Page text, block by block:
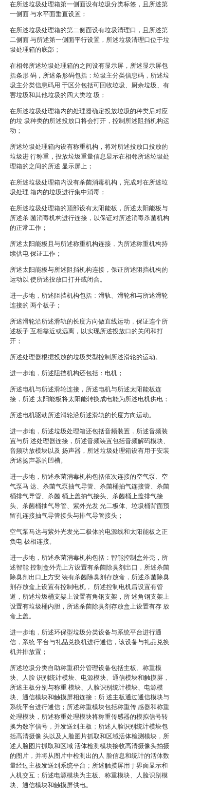
在所述垃圾处理箱第一侧面设有垃圾分类标签，且所述第
一侧面 与水平面垂直设置；
在所述垃圾处理箱的第二侧面设有垃圾清理口，且所述第
二侧面 与所述第一侧面平行设置，所述垃圾清理口位于垃
圾处理箱的底部；
在相邻所述垃圾处理箱的之间设有显示屏，所述显示屏包
括条形 码，所述条形码包括：垃圾主分类信息码，所述垃
圾主分类信息码用 于区分包括可回收垃圾、厨余垃圾、有
害垃圾和其他垃圾的四大类垃 圾；
在所述垃圾处理箱内的处理器确定投放垃圾的种类后对应
的垃 圾种类的所述投放口将会打开，控制所述阻挡机构运
动；
所述垃圾处理箱内设有称重机构，将对所述投放口投放的
垃圾进 行称重，投放垃圾重量信息显示在相邻所述垃圾处
理箱的之间的所述 显示屏上；
在所述垃圾处理箱内设有杀菌消毒机构，完成对在所述垃
圾处理 箱内的垃圾进行集中消毒；
在所述垃圾处理箱的顶部设有太阳能板，所述太阳能板与
所述杀 菌消毒机构进行连接，以保证对所述消毒杀菌机构
的正常工作；
所述太阳能板且与所述称重机构连接，为所述称重机构持
续供电 保证工作；
所述太阳能板与所述阻挡机构连接，保证所述阻挡机构的
运动以 使所述投放口打开或闭合。
进一步地，所述阻挡机构包括：滑轨、滑轮和与所述滑轮
连接的 两个板子；
所述滑轮沿所述滑轨的长度方向做直线运动，保证连个所
述板子 互相靠近或远离，以实现所述投放口的关闭和打
开；
所述处理器根据投放的垃圾类型控制所述滑轮的运动。
进一步地，所述阻挡机构还包括：电机；
所述电机与所述滑轮连接，所述电机与所述太阳能板连
接，所述 太阳能板将太阳能转换成电能为所述电机供电；
所述电机驱动所述滑轮沿所述滑轨的长度方向运动。
进一步地，所述垃圾处理箱还包括音频装置，所述音频装
置与所 述处理器连接，所述音频装置包括音频解码模块、
音频功放模块以及 扬声器，所述垃圾处理箱设有用于安装
所述扬声器的凹槽。
进一步地，所述杀菌消毒机构包括依次连接的空气泵、空
气泵马 达、杀菌气泵抽气导管、杀菌桶抽气连接管、杀菌
桶排气导管、杀菌 桶上盖抽气接头、杀菌桶上盖排气接
头、杀菌桶抽气导管、紫外光发 光二极体、垃圾桶背面预
留孔连接抽气导管接头与排气导管接头；
空气泵马达与紫外光发光二极体的电源线和太阳能板之正
负电 极相连接。
进一步地，所述杀菌消毒机构包括：智能控制盒外壳，所
述智能 控制盒外壳上方设置有杀菌除臭剂出口，所述杀菌
除臭剂出口上方安 装有杀菌除臭剂存放盒，所述杀菌除臭
剂存放盒上设置有控制电机， 所述控制电机后设置有管
道，所述垃圾桶支架上设置有角钢支架，所 述角钢支架上
设置有垃圾桶内胆，所述杀菌除臭剂存放盒上设置有存 放
盒上盖。
进一步地，所述环保型垃圾分类设备与系统平台进行通
信，系统 平台与礼品兑换机进行通信，该设备与礼品兑换
机并排放置；
所述垃圾分类自助称重积分管理设备包括主板、称重模
块、人脸 识别统计模块、电源模块、通信模块和触摸屏，
所述主板分别与称重 模块、人脸识别统计模块、电源模
块、通信模块和触摸屏相连接；所 述主板通过通信模块与
系统平台进行通信；所述称重模块包括称重传 感器和称重
处理模块，所述称重处理模块将称重传感器的模拟信号转
换为数字信号，并发送到主板；所述人脸识别统计模块包
括高清摄像 头以及人脸图片抓取和区域活体检测模块，所
述人脸图片抓取和区域 活体检测模块接收高清摄像头拍摄
的图片，并将从图片中检测出的人 脸信息和统计的活体数
量经过主板发送到系统平台；所述触摸屏用于界面显示和
人机交互；所述电源模块为主板、称重模块、人脸识别模
块、通信模块和触摸屏供电。